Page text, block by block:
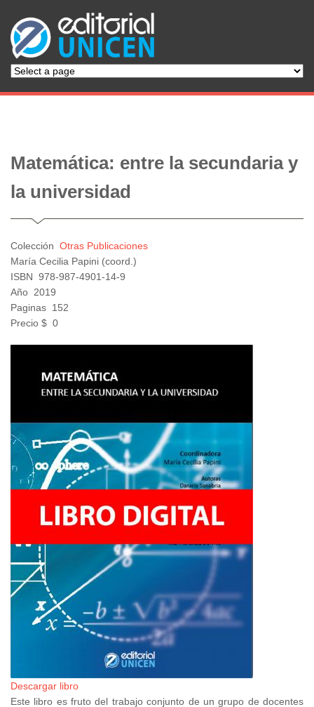
Matemática: entre la secundaria y
la universidad
Colección Otras Publicaciones
María Cecilia Papini (coord.)
ISBN 978-987-4901-14-9
Año 2019
Paginas 152
Precio $ 0
Descargar libro
Este libro es fruto del trabajo conjunto de un grupo de docentes